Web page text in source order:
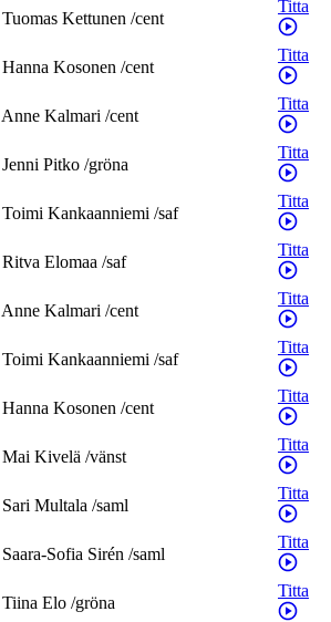
Tuomas Kettunen /cent
Titta
Hanna Kosonen /cent
Titta
Anne Kalmari /cent
Titta
Jenni Pitko /gröna
Titta
Toimi Kankaanniemi /saf
Titta
Ritva Elomaa /saf
Titta
Anne Kalmari /cent
Titta
Toimi Kankaanniemi /saf
Titta
Hanna Kosonen /cent
Titta
Mai Kivelä /vänst
Titta
Sari Multala /saml
Titta
Saara-Sofia Sirén /saml
Titta
Tiina Elo /gröna
Titta